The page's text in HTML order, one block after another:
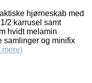
hjørneskab med
2 karrusel samt
hvidt melamin
samlinger og minifix